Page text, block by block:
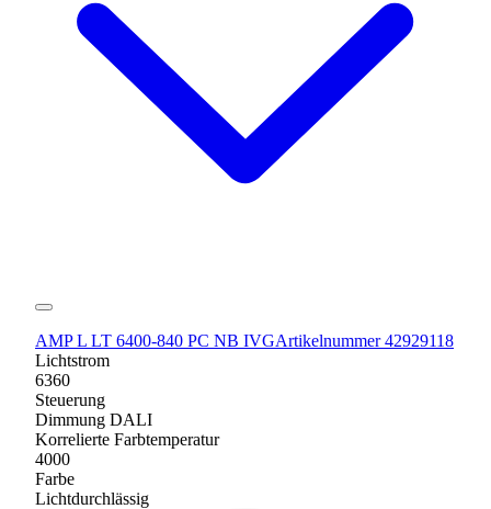
AMP L LT 6400-840 PC NB IVGArtikelnummer 42929118
Lichtstrom
6360
Steuerung
Dimmung DALI
Korrelierte Farbtemperatur
4000
Farbe
Lichtdurchlässig